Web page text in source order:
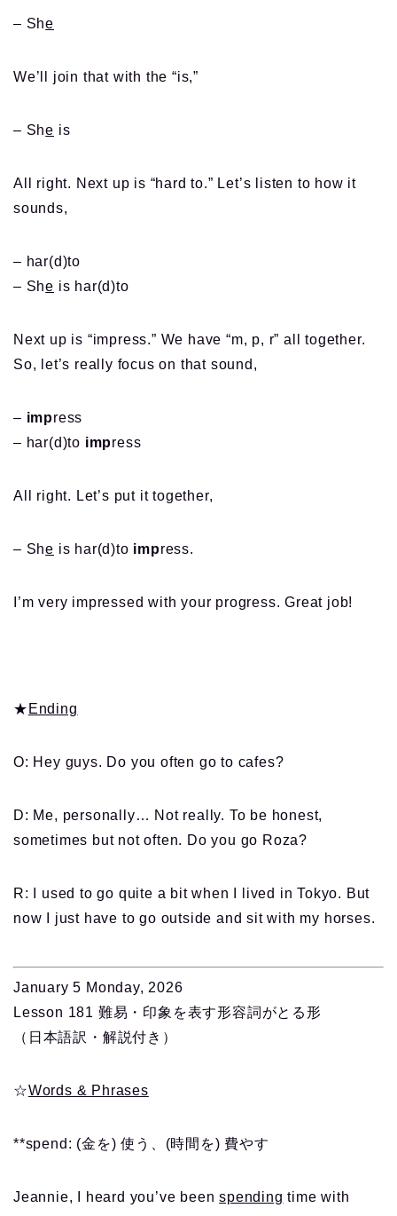
– She
We’ll join that with the “is,”
– She is
All right. Next up is “hard to.” Let’s listen to how it
sounds,
– har(d)to
– She is har(d)to
Next up is “impress.” We have “m, p, r” all together.
So, let’s really focus on that sound,
– impress
– har(d)to impress
All right. Let’s put it together,
– She is har(d)to impress.
I’m very impressed with your progress. Great job!
★ Ending
O: Hey guys. Do you often go to cafes?
D: Me, personally… Not really. To be honest,
sometimes but not often. Do you go Roza?
R: I used to go quite a bit when I lived in Tokyo. But
now I just have to go outside and sit with my horses.
January 5 Monday, 2026
Lesson 181 難易・印象を表す形容詞がとる形
（日本語訳・解説付き）
☆Words & Phrases
**spend: (金を) 使う、(時間を) 費やす
Jeannie, I heard you’ve beenspending time with